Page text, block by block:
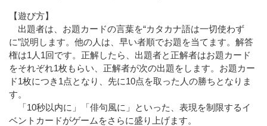
【遊び方】
出題者は、お題カードの言葉を“カタカナ語は一切使わず
に”説明します。他の人は、早い者順でお題を当てます。解答
権は1人1回です。正解したら、出題者と正解者はお題カード
をそれぞれ1枚もらい、正解者が次の出題をします。お題カー
ド1枚につき1点となり、先に10点を取った人の勝ちとなりま
す。
「10秒以内に」「俳句風に」といった、表現を制限するイ
ベントカードがゲームをさらに盛り上げます。